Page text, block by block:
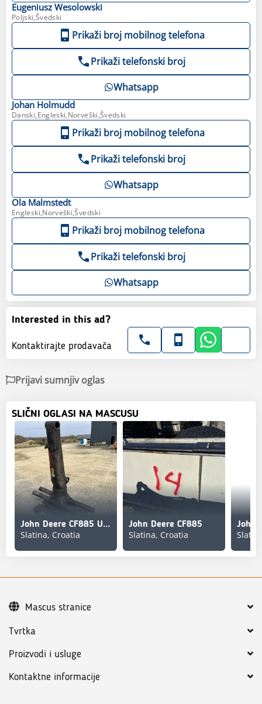
Eugeniusz Wesolowski
Poljski,Švedski
Prikaži broj mobilnog telefona
Prikaži telefonski broj
Whatsapp
Johan Holmudd
Danski,Engleski,Norveški,Švedski
Prikaži broj mobilnog telefona
Prikaži telefonski broj
Whatsapp
Ola Malmstedt
Engleski,Norveški,Švedski
Prikaži broj mobilnog telefona
Prikaži telefonski broj
Whatsapp
Interested in this ad?
Kontaktirajte prodavača
Prijavi sumnjiv oglas
SLIČNI OGLASI NA MASCUSU
John Deere CF885 Used/Beg
Slatina, Croatia
John Deere CF885
Slatina, Croatia
John
Tvrtka
Proizvodi i usluge
Kontaktne informacije
Mascus stranice